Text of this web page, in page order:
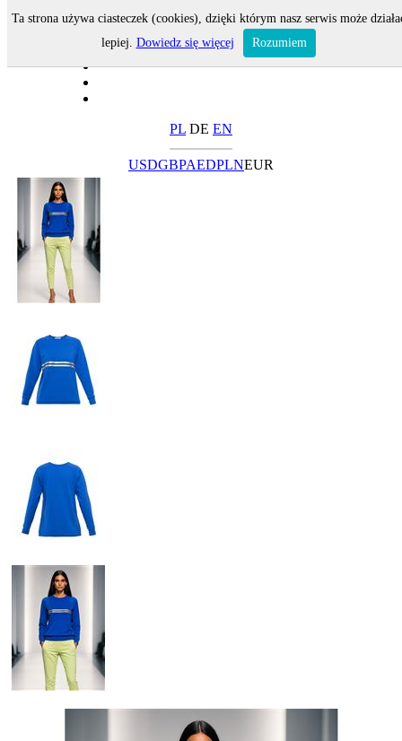
PL DE EN
USDGBPAEDPLNEUR
Ta strona używa ciasteczek (cookies), dzięki którym nasz serwis może
lepiej. Dowiedz się więcej Rozumiem